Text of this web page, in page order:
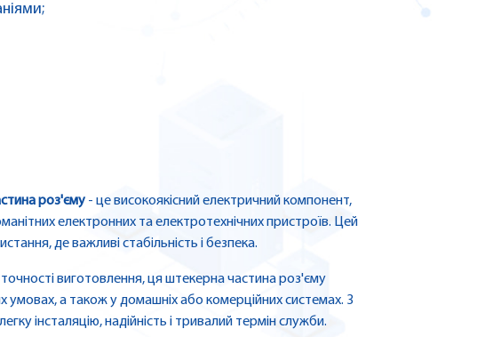
роз'єму - це високоякісний електричний компонент,
електронних та електротехнічних пристроїв. Цей
де важливі стабільність і безпека.
виготовлення, ця штекерна частина роз'єму
умовах, а також у домашніх або комерційних системах. З
інсталяцію, надійність і тривалий термін служби.